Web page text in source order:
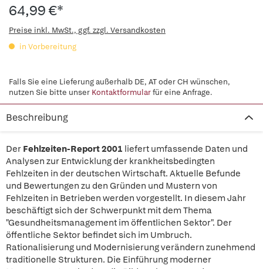
64,99 €*
Preise inkl. MwSt., ggf. zzgl. Versandkosten
in Vorbereitung
Falls Sie eine Lieferung außerhalb DE, AT oder CH wünschen,
nutzen Sie bitte unser Kontaktformularfür eine Anfrage.
Beschreibung
Der Fehlzeiten-Report 2001 liefert umfassende Daten und
Analysen zur Entwicklung der krankheitsbedingten
Fehlzeiten in der deutschen Wirtschaft. Aktuelle Befunde
und Bewertungen zu den Gründen und Mustern von
Fehlzeiten in Betrieben werden vorgestellt. In diesem Jahr
beschäftigt sich der Schwerpunkt mit dem Thema
"Gesundheitsmanagement im öffentlichen Sektor". Der
öffentliche Sektor befindet sich im Umbruch.
Rationalisierung und Modernisierung verändern zunehmend
traditionelle Strukturen. Die Einführung moderner